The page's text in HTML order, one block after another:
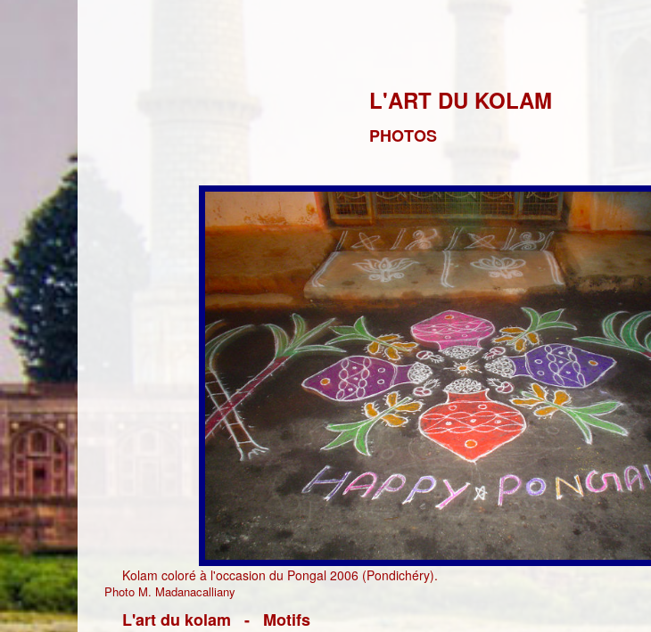
L'ART DU KOLAM
PHOTOS
Kolam coloré à l'occasion du Pongal 2006 (Pondichéry).
Photo M. Madanacalliany
L'art du kolam - Motifs